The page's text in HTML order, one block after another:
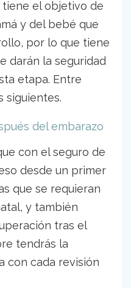
tiene el objetivo de
y del bebé que
por lo que tiene
darán la seguridad
etapa. Entre
siguientes.
del embarazo
con el seguro de
desde un primer
que se requieran
y también
tras el
tendrás la
con cada revisión